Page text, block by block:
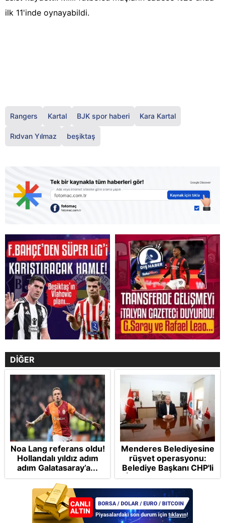
ilk 11'inde oynayabildi.
Rangers Kartal BJK spor haberi Kara Kartal
Rıdvan Yılmaz beşiktaş
DİĞER
Noa Lang referans oldu!
Hollandalı yıldız adım
adım Galatasaray’a...
Menderes Belediyesine
rüşvet operasyonu:
Belediye Başkanı CHP'li
İlkay Çiçek tutuklandı